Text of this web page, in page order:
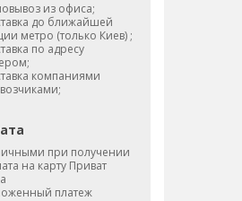
из офиса;
до ближайшей
метро (только Киев) ;
по адресу
компаниями
при получении
на карту Приват
платеж